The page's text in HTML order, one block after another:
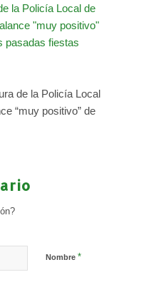
la Policía Local de
"muy positivo"
pasadas fiestas
de la Policía Local
“muy positivo” de
Nombre *